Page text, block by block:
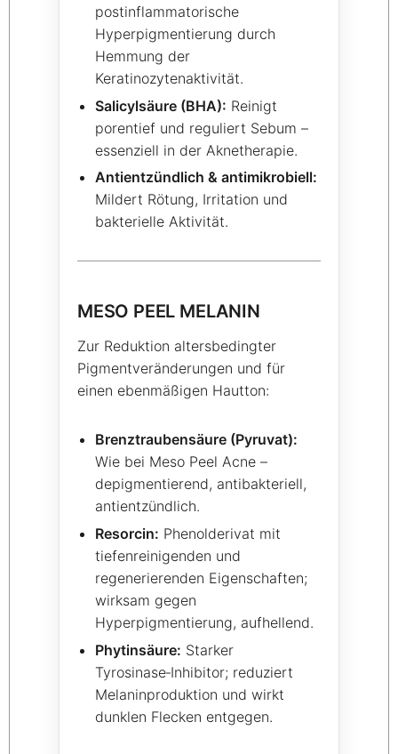
postinflammatorische
Hyperpigmentierung durch
Hemmung der
Keratinozytenaktivität.
Salicylsäure (BHA): Reinigt
porentief und reguliert Sebum –
essenziell in der Aknetherapie.
Antientzündlich & antimikrobiell:
Mildert Rötung, Irritation und
bakterielle Aktivität.
MESO PEEL MELANIN
Zur Reduktion altersbedingter
Pigmentveränderungen und für
einen ebenmäßigen Hautton:
Brenztraubensäure (Pyruvat):
Wie bei Meso Peel Acne –
depigmentierend, antibakteriell,
antientzündlich.
Resorcin: Phenolderivat mit
tiefenreinigenden und
regenerierenden Eigenschaften;
wirksam gegen
Hyperpigmentierung, aufhellend.
Phytinsäure: Starker
Tyrosinase‑Inhibitor; reduziert
Melaninproduktion und wirkt
dunklen Flecken entgegen.